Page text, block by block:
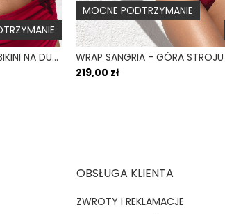
COMODO SANGRIA - GÓRA OD BIKINI NA DUŻY BIUST ZABUDOWANA BORDOWY
MOCNE PODTRZYMANIE
219,00 zł
OBSŁUGA KLIENTA
ZWROTY I REKLAMACJE